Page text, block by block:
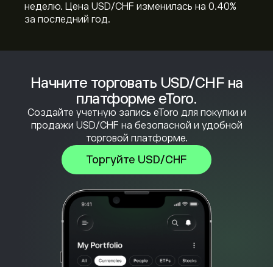
Начните торговать USD/CHF на
платформе eToro.
Создайте учетную запись eToro для покупки и
продажи USD/CHF на безопасной и удобной
торговой платформе.
Торгуйте USD/CHF
неделю. Цена USD/CHF изменилась на ‎0.40‎%
за последний год.